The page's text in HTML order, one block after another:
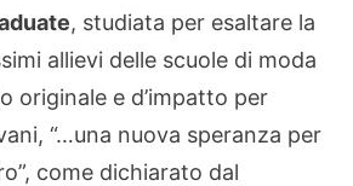
, studiata per esaltare la
allievi delle scuole di moda
originale e d’impatto per
“…una nuova speranza per
come dichiarato dal